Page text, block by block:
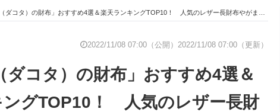
経営リーダ
製造業のIT
）の財布」おすすめ4選＆楽天ランキングTOP10！ 人気のレザー長財布やがま口デザインの二つ折り財布など【お買い物マラソン開催中／2022年11月7日】
2022/11/08 07:00（公開） 2022/11/08 07:00（更新）
ダコタ）の財布」おすすめ4選＆
ングTOP10！ 人気のレザー長財